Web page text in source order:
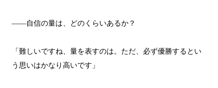
――自信の量は、どのくらいあるか？
「難しいですね、量を表すのは。ただ、必ず優勝するとい
う思いはかなり高いです」